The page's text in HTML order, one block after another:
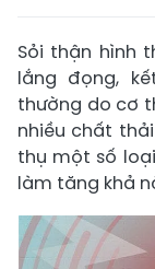
Sỏi thận hình
lắng đọng,
thường do cơ
nhiều chất
thụ một số
làm tăng khả